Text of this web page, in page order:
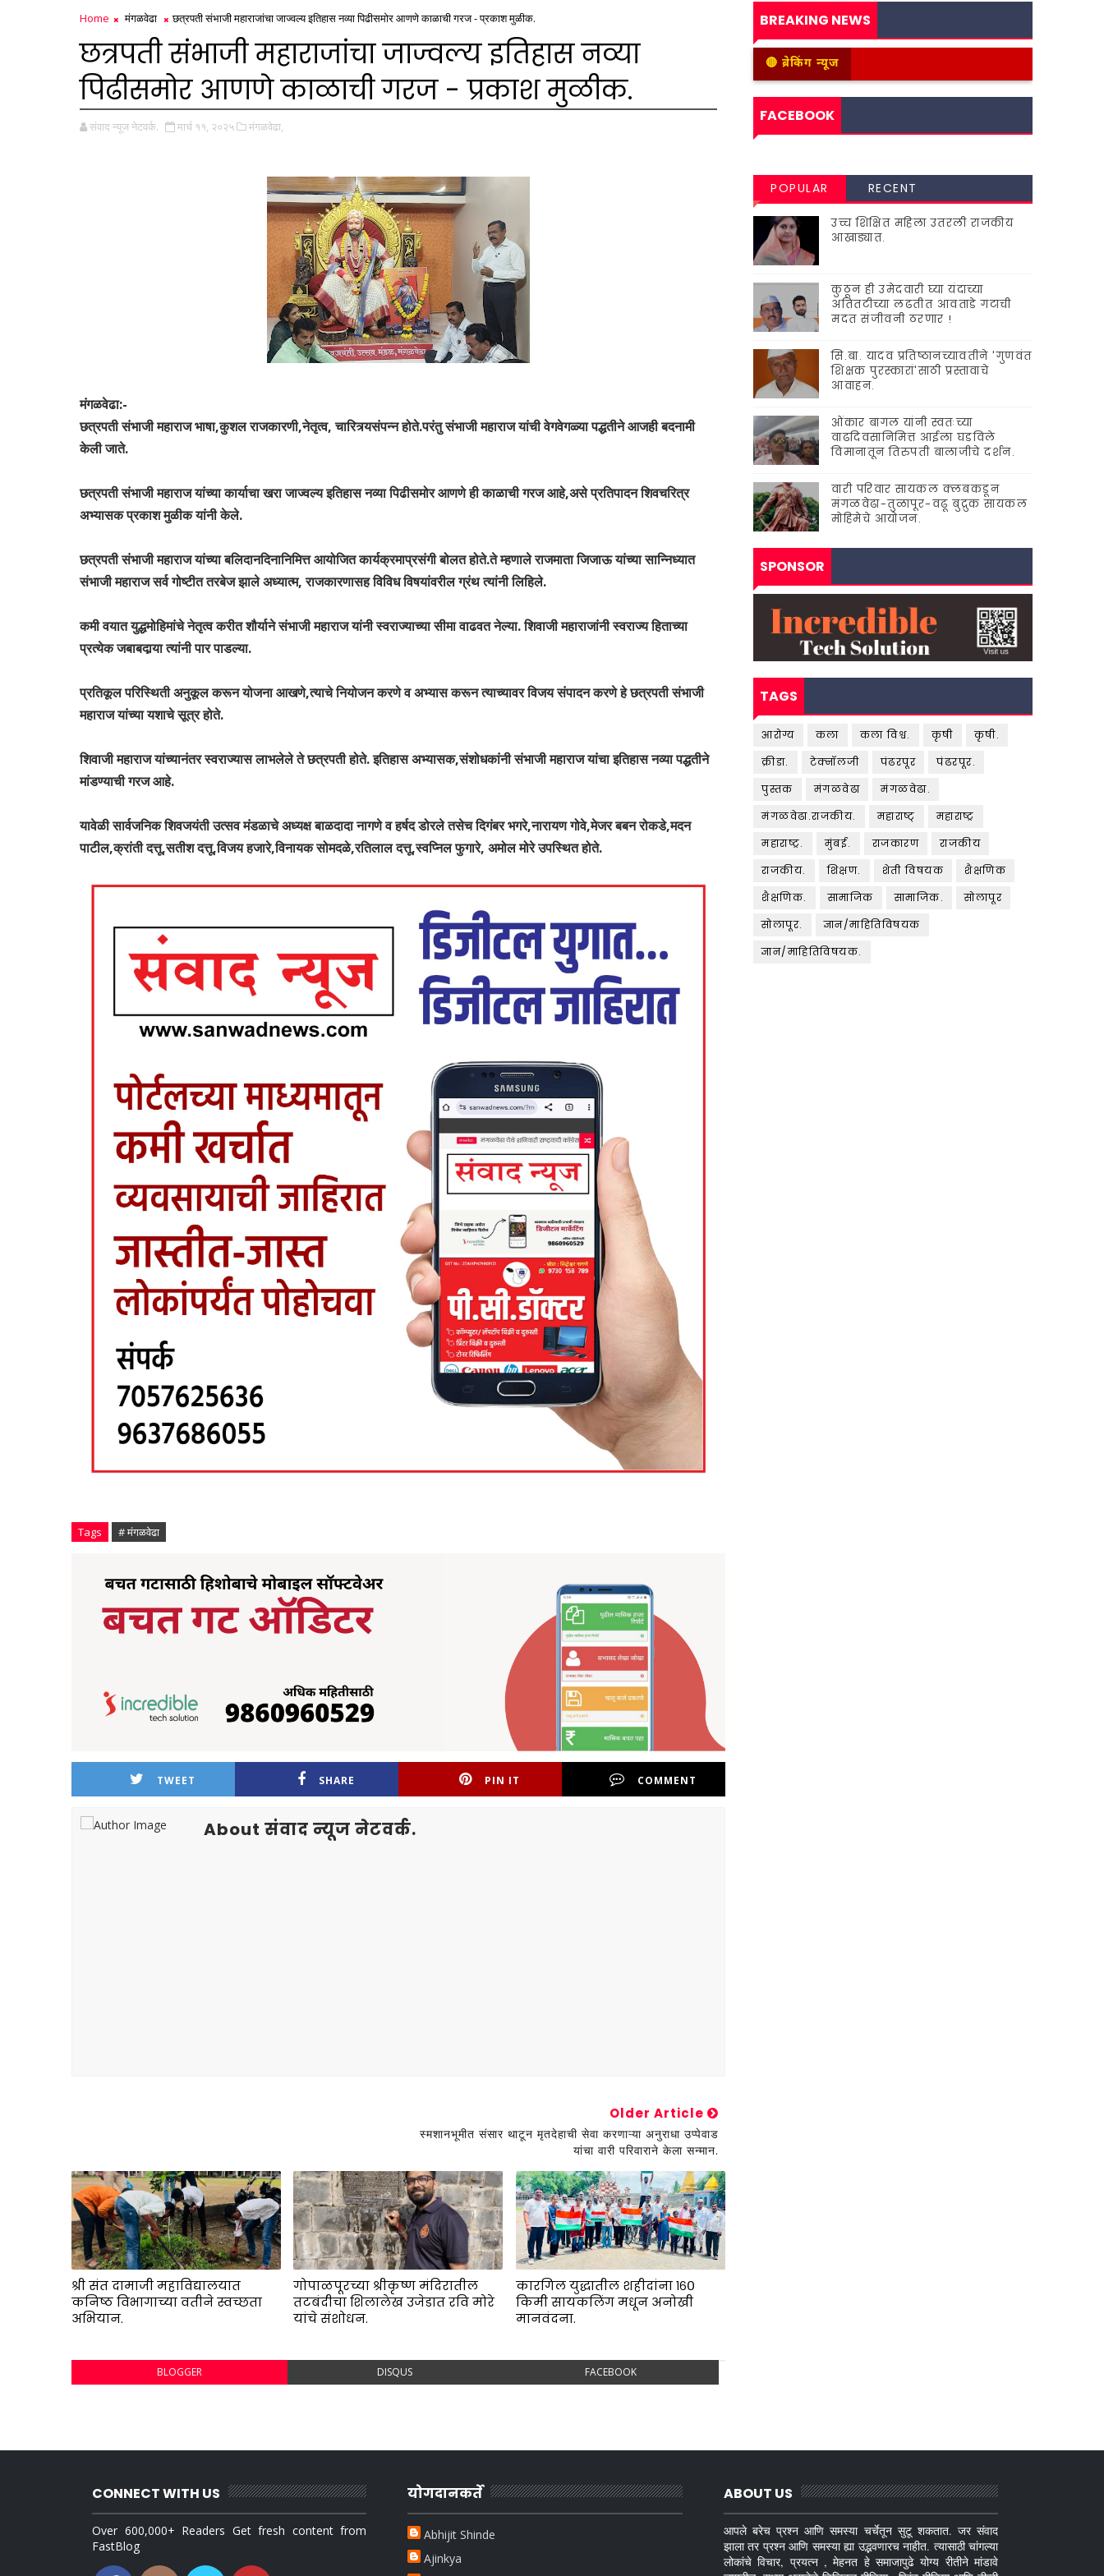
Home मंगळवेढा छत्रपती संभाजी महाराजांचा जाज्वल्य इतिहास नव्या पिढीसमोर आणणे काळाची गरज - प्रकाश मुळीक.
छत्रपती संभाजी महाराजांचा जाज्वल्य इतिहास नव्या
पिढीसमोर आणणे काळाची गरज - प्रकाश मुळीक.
संवाद न्यूज नेटवर्क. मार्च ११, २०२५ मंगळवेढा,
मंगळवेढा:-
छत्रपती संभाजी महाराज भाषा,कुशल राजकारणी,नेतृत्व, चारित्र्यसंपन्‍न होते.परंतु संभाजी महाराज यांची वेगवेगळ्या पद्धतीने आजही बदनामी
केली जाते.
छत्रपती संभाजी महाराज यांच्या कार्याचा खरा जाज्वल्य इतिहास नव्या पिढीसमोर आणणे ही काळाची गरज आहे,असे प्रतिपादन शिवचरित्र
अभ्यासक प्रकाश मुळीक यांनी केले.
छत्रपती संभाजी महाराज यांच्या बलिदानदिनानिमित्त आयोजित कार्यक्रमाप्रसंगी बोलत होते.ते म्हणाले राजमाता जिजाऊ यांच्या सान्‍निध्यात
संभाजी महाराज सर्व गोष्टीत तरबेज झाले अध्यात्म, राजकारणासह विविध विषयांवरील ग्रंथ त्यांनी लिहिले.
कमी वयात युद्धमोहिमांचे नेतृत्व करीत शौर्याने संभाजी महाराज यांनी स्वराज्याच्या सीमा वाढवत नेल्या. शिवाजी महाराजांनी स्वराज्य हिताच्या
प्रत्येक जबाबदार्‍या त्यांनी पार पाडल्या.
प्रतिकूल परिस्थिती अनुकूल करून योजना आखणे,त्याचे नियोजन करणे व अभ्यास करून त्याच्यावर विजय संपादन करणे हे छत्रपती संभाजी
महाराज यांच्या यशाचे सूत्र होते.
शिवाजी महाराज यांच्यानंतर स्वराज्यास लाभलेले ते छत्रपती होते. इतिहास अभ्यासक,संशोधकांनी संभाजी महाराज यांचा इतिहास नव्या पद्धतीने
मांडण्याची गरज आहे.
यावेळी सार्वजनिक शिवजयंती उत्सव मंडळाचे अध्यक्ष बाळदादा नागणे व हर्षद डोरले तसेच दिगंबर भगरे,नारायण गोवे,मेजर बबन रोकडे,मदन
पाटील,क्रांती दत्तू,सतीश दत्तू,विजय हजारे,विनायक सोमदळे,रतिलाल दत्तू,स्वप्निल फुगारे, अमोल मोरे उपस्थित होते.
Tags # मंगळवेढा
TWEET SHARE PIN IT COMMENT
About संवाद न्यूज नेटवर्क.
Older Article
स्मशानभूमीत संसार थाटून मृतदेहाची सेवा करणाऱ्या अनुराधा उप्पेवाड
यांचा वारी परिवाराने केला सन्मान.
श्री संत दामाजी महाविद्यालयात
कनिष्ठ विभागाच्या वतीने स्वच्छता
अभियान.
गोपाळपूरच्या श्रीकृष्ण मंदिरातील
तटबंदीचा शिलालेख उजेडात रवि मोरे
यांचे संशोधन.
कारगिल युद्धातील शहीदांना १६०
किमी सायकलिंग मधून अनोखी
मानवंदना.
BLOGGER DISQUS FACEBOOK
BREAKING NEWS
🔴 ब्रेकिंग न्यूज
FACEBOOK
POPULAR RECENT
उच्च शिक्षित महिला उतरली राजकीय
आखाड्यात.
कुठून ही उमेदवारी घ्या यंदाच्या
अतितटीच्या लढतीत आवताडे गटाची
मदत संजीवनी ठरणार !
सि.बा. यादव प्रतिष्ठानच्यावतीने 'गुणवंत
शिक्षक पुरस्कारां'साठी प्रस्तावाचे
आवाहन.
ओंकार बागल यांनी स्वतःच्या
वाढदिवसानिमित्त आईला घडविले
विमानातून तिरुपती बालाजीचे दर्शन.
वारी परिवार सायकल क्लबकडून
मंगळवेढा-तुळापूर-वढू बुद्रुक सायकल
मोहिमेचे आयोजन.
SPONSOR
TAGS
आरोग्य कला कला विश्व. कृषी
कृषी.
क्रीडा.
टेक्नॉलजी पंढरपूर
पंढरपूर.
पुस्तक
मंगळवेढा
मंगळवेढा.
मंगळवेढा.राजकीय.
महाराष्ट्
महाराष्ट्र
महाराष्ट्र.
मुंबई. राजकारण
राजकीय
राजकीय.
शिक्षण. शेती विषयक
शैक्षणिक
शैक्षणिक.
सामाजिक सामाजिक.
सोलापूर
सोलापूर.
ज्ञान/माहितिविषयक
ज्ञान/माहितिविषयक.
CONNECT WITH US
Over 600,000+ Readers Get fresh content from
FastBlog
योगदानकर्ते
Abhijit Shinde
Ajinkya
ABOUT US
आपले बरेच प्रश्न आणि समस्या चर्चेतून सुटू शकतात. जर संवाद
झाला तर प्रश्न आणि समस्या ह्या उद्भवणारच नाहीत. त्यासाठी चांगल्या
लोकांचे विचार, प्रयत्न , मेहनत हे समाजापुढे योग्य रीतीने मांडावे